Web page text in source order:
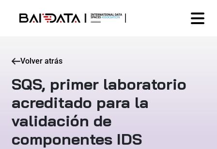
Volver atrás
SQS, primer laboratorio
acreditado para la
validación de
componentes IDS